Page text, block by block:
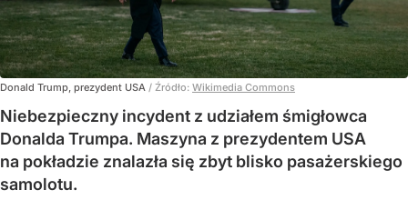
Donald Trump, prezydent USA / Źródło: Wikimedia Commons
Niebezpieczny incydent z udziałem śmigłowca
Donalda Trumpa. Maszyna z prezydentem USA
na pokładzie znalazła się zbyt blisko pasażerskiego
samolotu.